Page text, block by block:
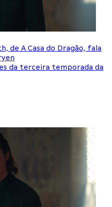
de A Casa do Dragão, fala
da terceira temporada da